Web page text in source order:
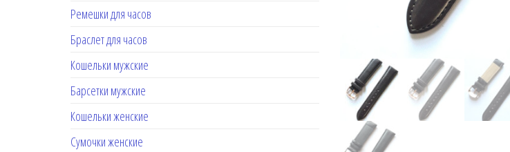
Ремешки для часов
Браслет для часов
Кошельки мужские
Барсетки мужские
Кошельки женские
Сумочки женские